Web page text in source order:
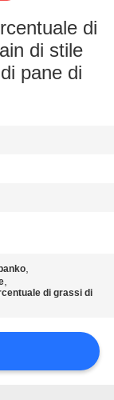
di
di stile
pane di
,
,
di grassi di